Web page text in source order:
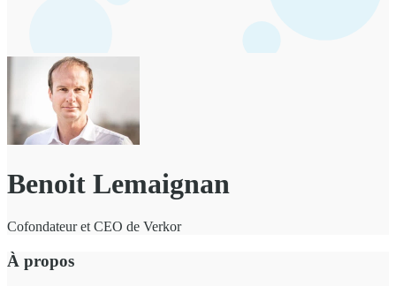
Benoit Lemaignan
Cofondateur et CEO de Verkor
À propos